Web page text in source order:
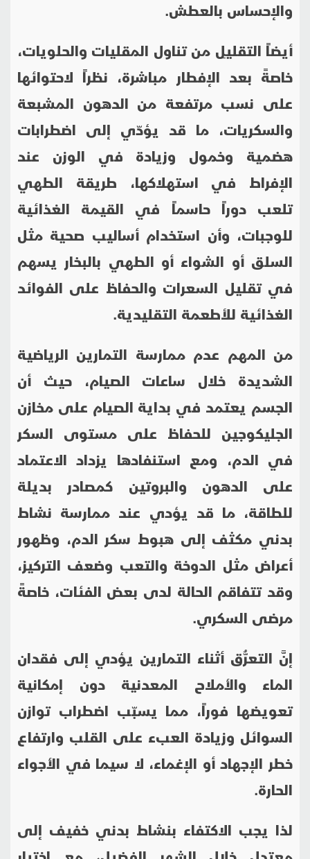
والإحساس بالعطش.
أيضاً التقليلِ من تناول المقليات والحلويات،
خاصةً بعد الإفطار مباشرة، نظراً لاحتوائها
على نسب مرتفعة من الدهون المشبعة
والسكريات، ما قد يؤدّي إلى اضطرابات
هضمية وخمول وزيادة في الوزن عند
الإفراط في استهلاكها، طريقة الطهي
تلعب دوراً حاسماً في القيمة الغذائية
للوجبات، وأن استخدام أساليب صحية مثل
السلق أو الشواء أو الطهي بالبخار يسهم
في تقليل السعرات والحفاظ على الفوائد
الغذائية للأطعمة التقليدية.
من المهم عدم ممارسة التمارين الرياضية
الشديدة خلال ساعات الصيام، حيث أن
الجسم يعتمد في بداية الصيام على مخازن
الجليكوجين للحفاظ على مستوى السكر
في الدم، ومع استنفادها يزداد الاعتماد
على الدهون والبروتين كمصادر بديلة
للطاقة، ما قد يؤدي عند ممارسة نشاط
بدني مكثف إلى هبوط سكر الدم، وظهور
أعراض مثل الدوخة والتعب وضعف التركيز،
وقد تتفاقم الحالة لدى بعض الفئات، خاصةً
مرضى السكري.
إنَّ التعرُّق أثناء التمارين يؤدي إلى فقدان
الماء والأملاح المعدنية دون إمكانية
تعويضها فوراً، مما يسبّب اضطراب توازن
السوائل وزيادة العبء على القلب وارتفاع
خطر الإجهاد أو الإغماء، لا سيما في الأجواء
الحارة.
لذا يجب الاكتفاء بنشاط بدني خفيف إلى